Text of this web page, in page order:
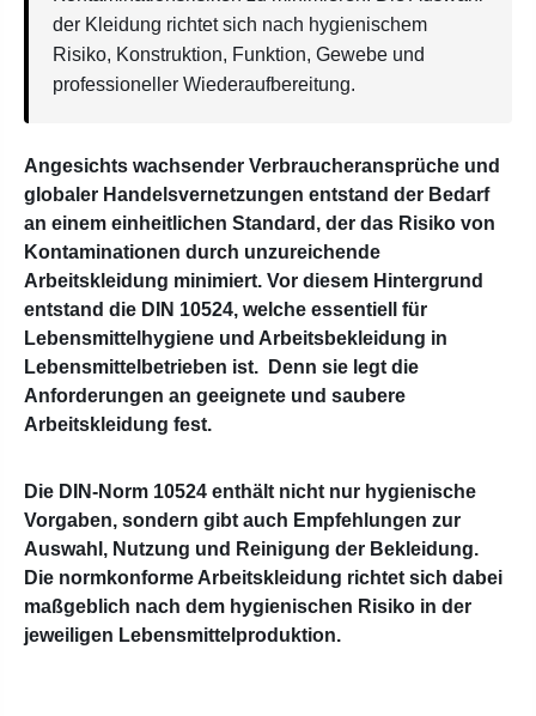
der Kleidung richtet sich nach hygienischem
Risiko, Konstruktion, Funktion, Gewebe und
professioneller Wiederaufbereitung.
Angesichts wachsender Verbraucheransprüche und
globaler Handelsvernetzungen entstand der Bedarf
an einem einheitlichen Standard, der das Risiko von
Kontaminationen durch unzureichende
Arbeitskleidung minimiert. Vor diesem Hintergrund
entstand die DIN 10524, welche essentiell für
Lebensmittelhygiene und Arbeitsbekleidung in
Lebensmittelbetrieben ist.
Denn sie legt die
Anforderungen an geeignete und saubere
Arbeitskleidung fest.
Die DIN-Norm 10524 enthält nicht nur hygienische
Vorgaben, sondern gibt auch Empfehlungen zur
Auswahl, Nutzung und Reinigung der Bekleidung.
Die normkonforme Arbeitskleidung richtet sich dabei
maßgeblich nach dem hygienischen Risiko in der
jeweiligen Lebensmittelproduktion.